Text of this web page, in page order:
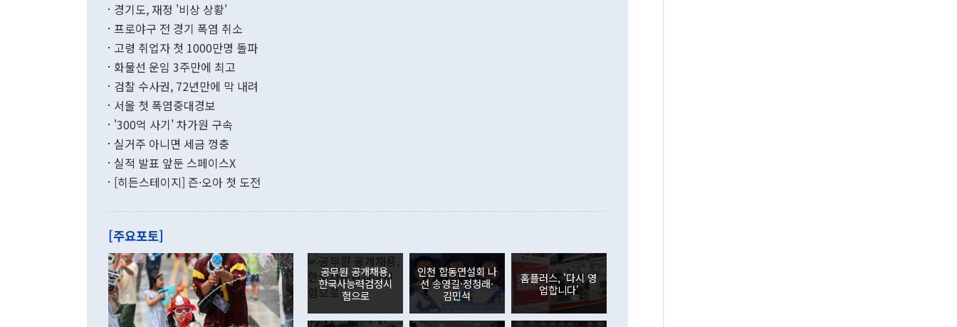
무너졌다고도 했다. 또 "현 시점에서 흘러간 선(先)비핵화만 되뇌는 것은
함께 4자 대화의 동력을 확보하기 위해 최선을 다할 것"이라고 말했다. 하
"우리의 선의대로 하는 게 과연 한반도의 평화와 안정에 플러스냐, 결론적
관은 업무보고 사후 브리핑에서 정 장관이 언급한 '4자 회담'에 대해 "이상
이 9월 러시아 블라디보스토크에서 열리는 '동방경제포럼(EEF)'을 언급하
며 "정부 차원에서 (참석을) 검토하고 있다"고 발언한 데 대해서도 조 장관
은 "그것은 외교부의 몫"이라며 "아직 거기까지 진도가 나가지 않았다"고
잘랐다. 정 장관이 이날 소개한 대북 구상과 설명은 정부 내 조율을 거치지
않았다는 점에서 문제가 있다. 특히 주적 표현 대체와 국호 사용, 9·19 군
사합의 복원, 4자회담 추진 등은 통일부 장관이 결정할 사안이 아니어서 월
며 월간 기준 처음으로 1000억달러를 넘어섰다. 상품수입은 644억8000만
196.9% 급증했고 컴퓨터·주변기기(SSD)는 282.7% 증가했다. IT 품목
수출은 160.4% 늘었으며 비IT 품목도 ▲석유제품(47.5%) ▲화공품
기록했지만 지식재산권사용료수지는 전월 흑자에서 4억4000만달러 적자
로 전환됐다. 본원소득수지는 배당소득을 중심으로 32억7000만달러 흑자
는 배당수입이 늘어난 데다 전월 분기배당에 따른 기저효과로 배당지급이
였던 올해 3월(369억9000만달러)을 넘어선 것이다. 직접투자에서는 내국
인의 해외투자가 80억1000만달러, 외국인의 국내투자가 46억3000만달러
각각 증가했다. 증권투자에서는 외국인의 국내 주식 매도세가 이어졌다. 외
국인의 국내 주식 투자는 차익실현 매도 등의 영향으로 316억1000만달러
감소하며 전월(-310억5000만달러)에 이어 역대 최대 순매도 기록을 다시
경신했다. 외국인의 국내 채권투자는 세계국채지수(WGBI) 자금 유입에도
경기도, 재정 '비상 상황'
프로야구 전 경기 폭염 취소
고령 취업자 첫 1000만명 돌파
화물선 운임 3주만에 최고
검찰 수사권, 72년만에 막 내려
서울 첫 폭염중대경보
'300억 사기' 차가원 구속
실거주 아니면 세금 껑충
실적 발표 앞둔 스페이스X
[히든스테이지] 즌·오아 첫 도전
[주요포토]
공무원 공개채용,
한국사능력검정시
험으로
인천 합동연설회 나
선 송영길·정청래·
김민석
홈플러스, '다시 영
업합니다'